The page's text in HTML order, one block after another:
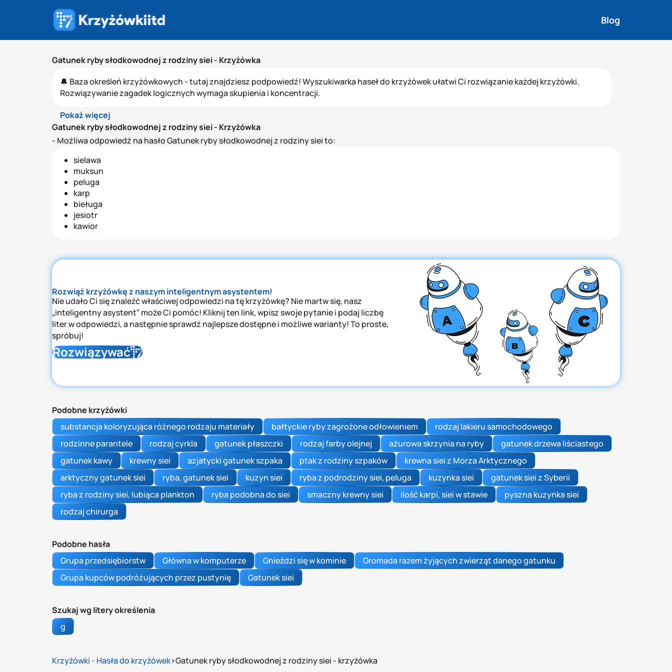
Blog
Gatunek ryby słodkowodnej z rodziny siei - Krzyżówka
🔔 Baza określeń krzyżówkowych - tutaj znajdziesz podpowiedź! Wyszukiwarka haseł do krzyżówek ułatwi Ci rozwiązanie każdej krzyżówki.
Rozwiązywanie zagadek logicznych wymaga skupienia i koncentracji.
Pokaż więcej
Gatunek ryby słodkowodnej z rodziny siei - Krzyżówka
- Możliwa odpowiedź na hasło Gatunek ryby słodkowodnej z rodziny siei to:
sielawa
muksun
peluga
karp
bieługa
jesiotr
kawior
Rozwiąż krzyżówkę z naszym inteligentnym asystentem!
Nie udało Ci się znaleźć właściwej odpowiedzi na tę krzyżówkę? Nie martw się, nasz
„inteligentny asystent” może Ci pomóc! Kliknij ten link, wpisz swoje pytanie i podaj liczbę
liter w odpowiedzi, a następnie sprawdź najlepsze dostępne i możliwe warianty! To proste,
spróbuj!
Rozwiązywać
Podobne krzyżówki
substancja koloryzująca różnego rodzaju materiały
bałtyckie ryby zagrożone odłowieniem
rodzaj lakieru samochodowego
rodzinne parantele
rodzaj cyrkla gatunek płaszczki rodzaj farby olejnej ażurowa skrzynia na ryby
gatunek drzewa liściastego
gatunek kawy
krewny siei azjatycki gatunek szpaka ptak z rodziny szpaków
krewna siei z Morza Arktycznego
arktyczny gatunek siei
ryba, gatunek siei kuzyn siei ryba z podrodziny siei, peluga kuzynka siei
gatunek siei z Syberii
ryba z rodziny siei, lubiąca plankton
ryba podobna do siei smaczny krewny siei ilość karpi, siei w stawie
pyszna kuzynka siei
rodzaj chirurga
Podobne hasła
Grupa przedsiębiorstw
Główna w komputerze Gnieździ się w kominie
Gromada razem żyjących zwierząt danego gatunku
Grupa kupców podróżujących przez pustynię
Gatunek siei
Szukaj wg litery określenia
g
Krzyżówki - Hasła do krzyżówek Gatunek ryby słodkowodnej z rodziny siei - krzyżówka